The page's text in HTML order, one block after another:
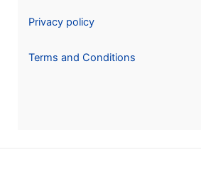
Privacy policy
Terms and Conditions